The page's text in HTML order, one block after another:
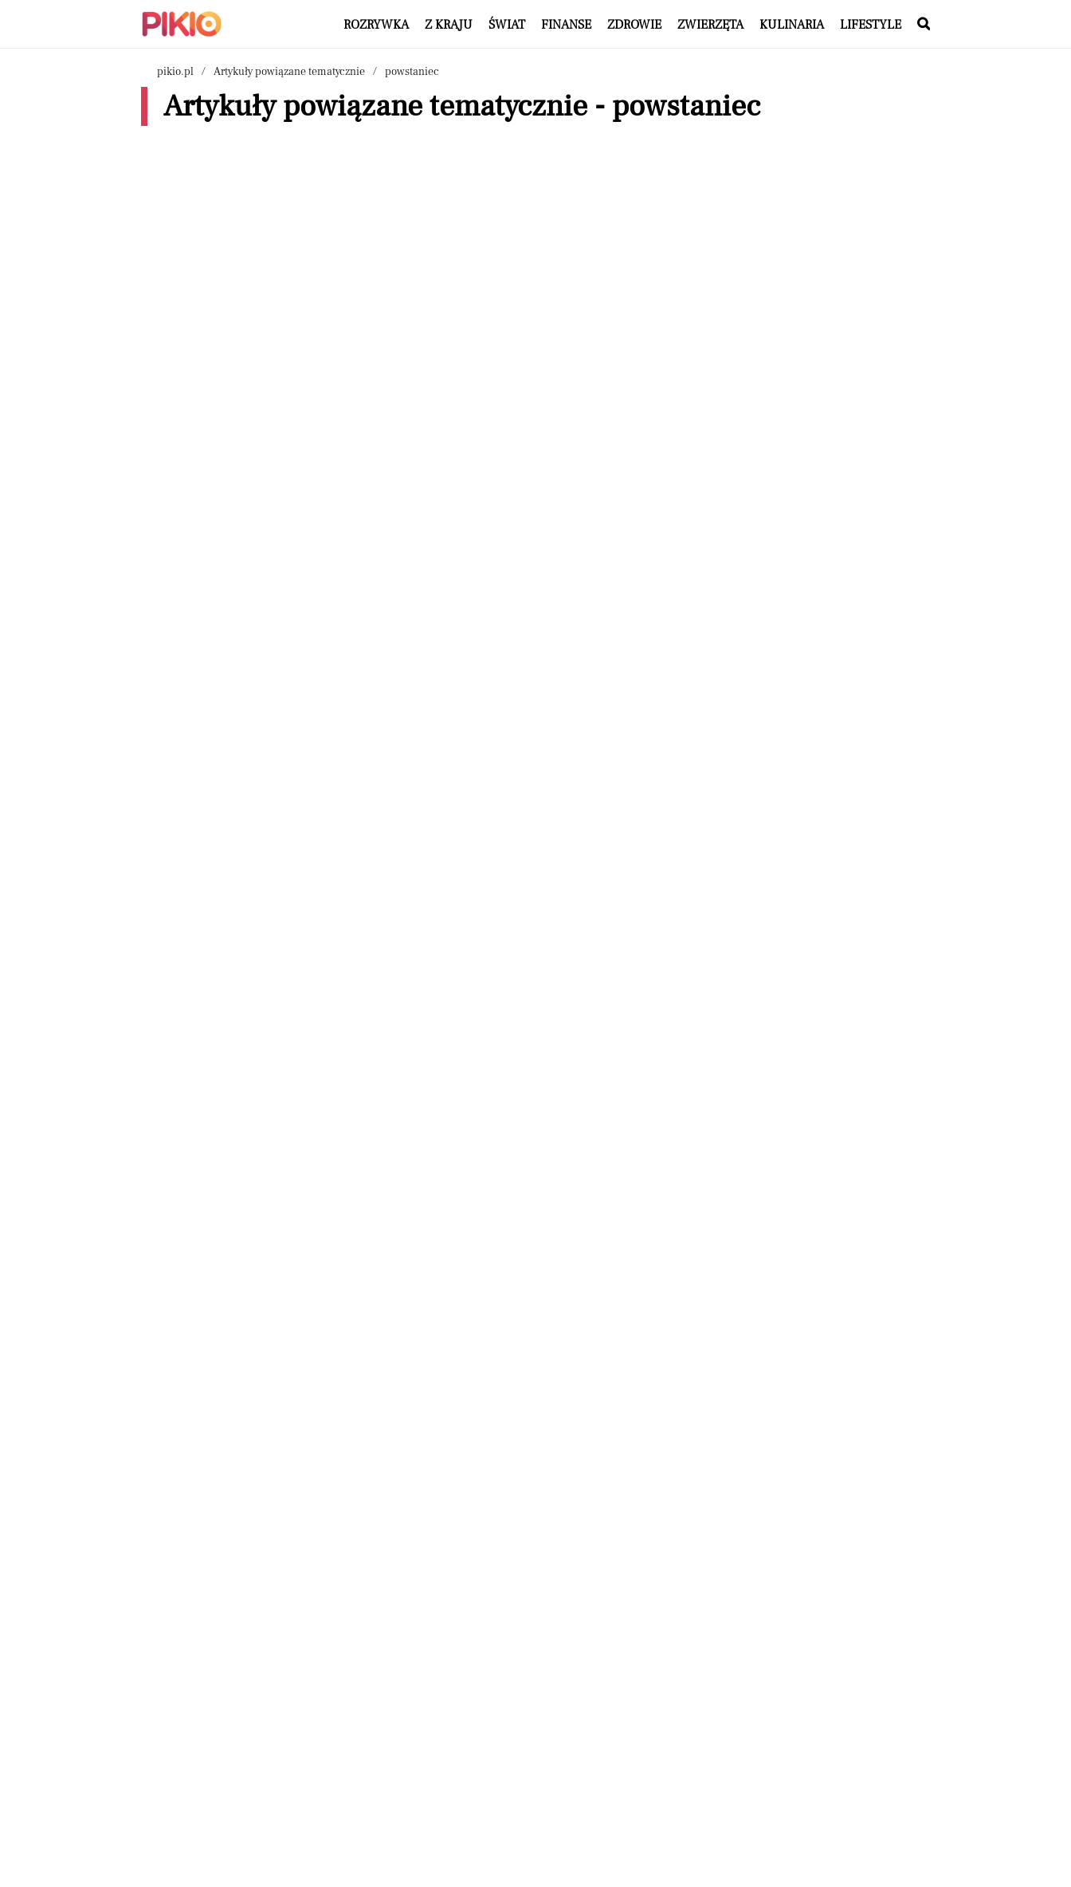
ROZRYWKA Z KRAJU ŚWIAT FINANSE ZDROWIE ZWIERZĘTA KULINARIA LIFESTYLE
pikio.pl Artykuły powiązane tematycznie powstaniec
Artykuły powiązane tematycznie - powstaniec